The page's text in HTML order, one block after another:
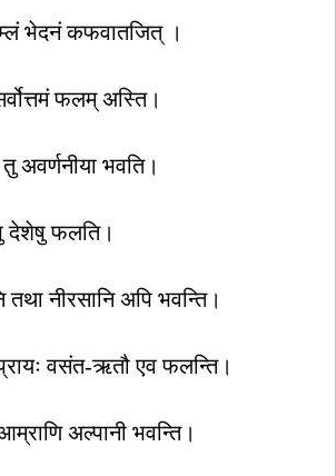
भेदनं कफवातजित् ।
फलम् अस्ति।
अवर्णनीया भवति।
देशेषु फलति।
तथा नीरसानि अपि भवन्ति।
प्रायः वसंत-ऋतौ एव फलन्ति।
अल्पानी भवन्ति।